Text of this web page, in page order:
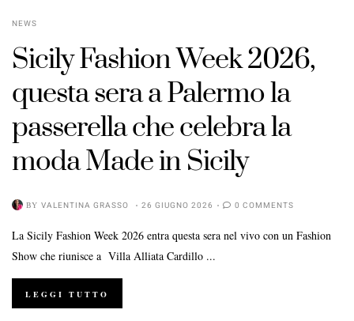
NEWS
Sicily Fashion Week 2026,
questa sera a Palermo la
passerella che celebra la
moda Made in Sicily
BY VALENTINA GRASSO 26 GIUGNO 2026 0 COMMENTS
La Sicily Fashion Week 2026 entra questa sera nel vivo con un Fashion
Show che riunisce a Villa Alliata Cardillo ...
LEGGI TUTTO